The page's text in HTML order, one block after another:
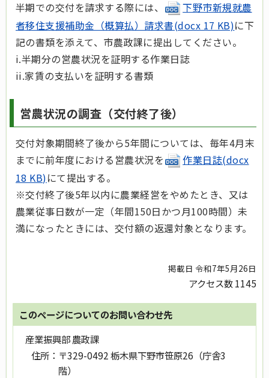
半期での交付を請求する際には、
下野市新規就農
者移住支援補助金（概算払）請求書(docx 17 KB)に下
記の書類を添えて、市農政課に提出してください。
i.半期分の営農状況を証明する作業日誌
ii.家賃の支払いを証明する書類
営農状況の調査（交付終了後）
交付対象期間終了後から5年間については、毎年4月末
までに前年度における営農状況を
作業日誌(docx
18 KB)にて提出する。
※交付終了後5年以内に農業経営をやめたとき、又は
農業従事日数が一定（年間150日かつ月100時間）未
満になったときには、交付額の返還対象となります。
掲載日 令和7年5月26日
アクセス数1145
このページについてのお問い合わせ先
産業振興部 農政課
住所： 〒329-0492 栃木県下野市笹原26（庁舎3
階）